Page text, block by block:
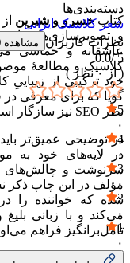
کتابخسرو و شیرین
و تصویرسازی‌های
عاشقانه و حماسی
کلاسیک و مطالعهٔ
خود ترکیبی از
گویا که برای معرفی
نظر SEO نیز سازگار است.
در توضیحی عمیق‌تر
در لایه‌های خود به
سرنوشت و چالش‌های
مؤلف در این چاپ ذکر
شده که خواننده را
می‌کند و با زبانی
تامل‌برانگیز فراهم
ارزش این کتاب در
دسته‌بندی‌ها
شعر کلاسیک ایرانی
نظرات کاربران مشاهده
5 /
0.0
( از ۰ نظر )
5
۰
4
۰
3
۰
2
۰
1
۰